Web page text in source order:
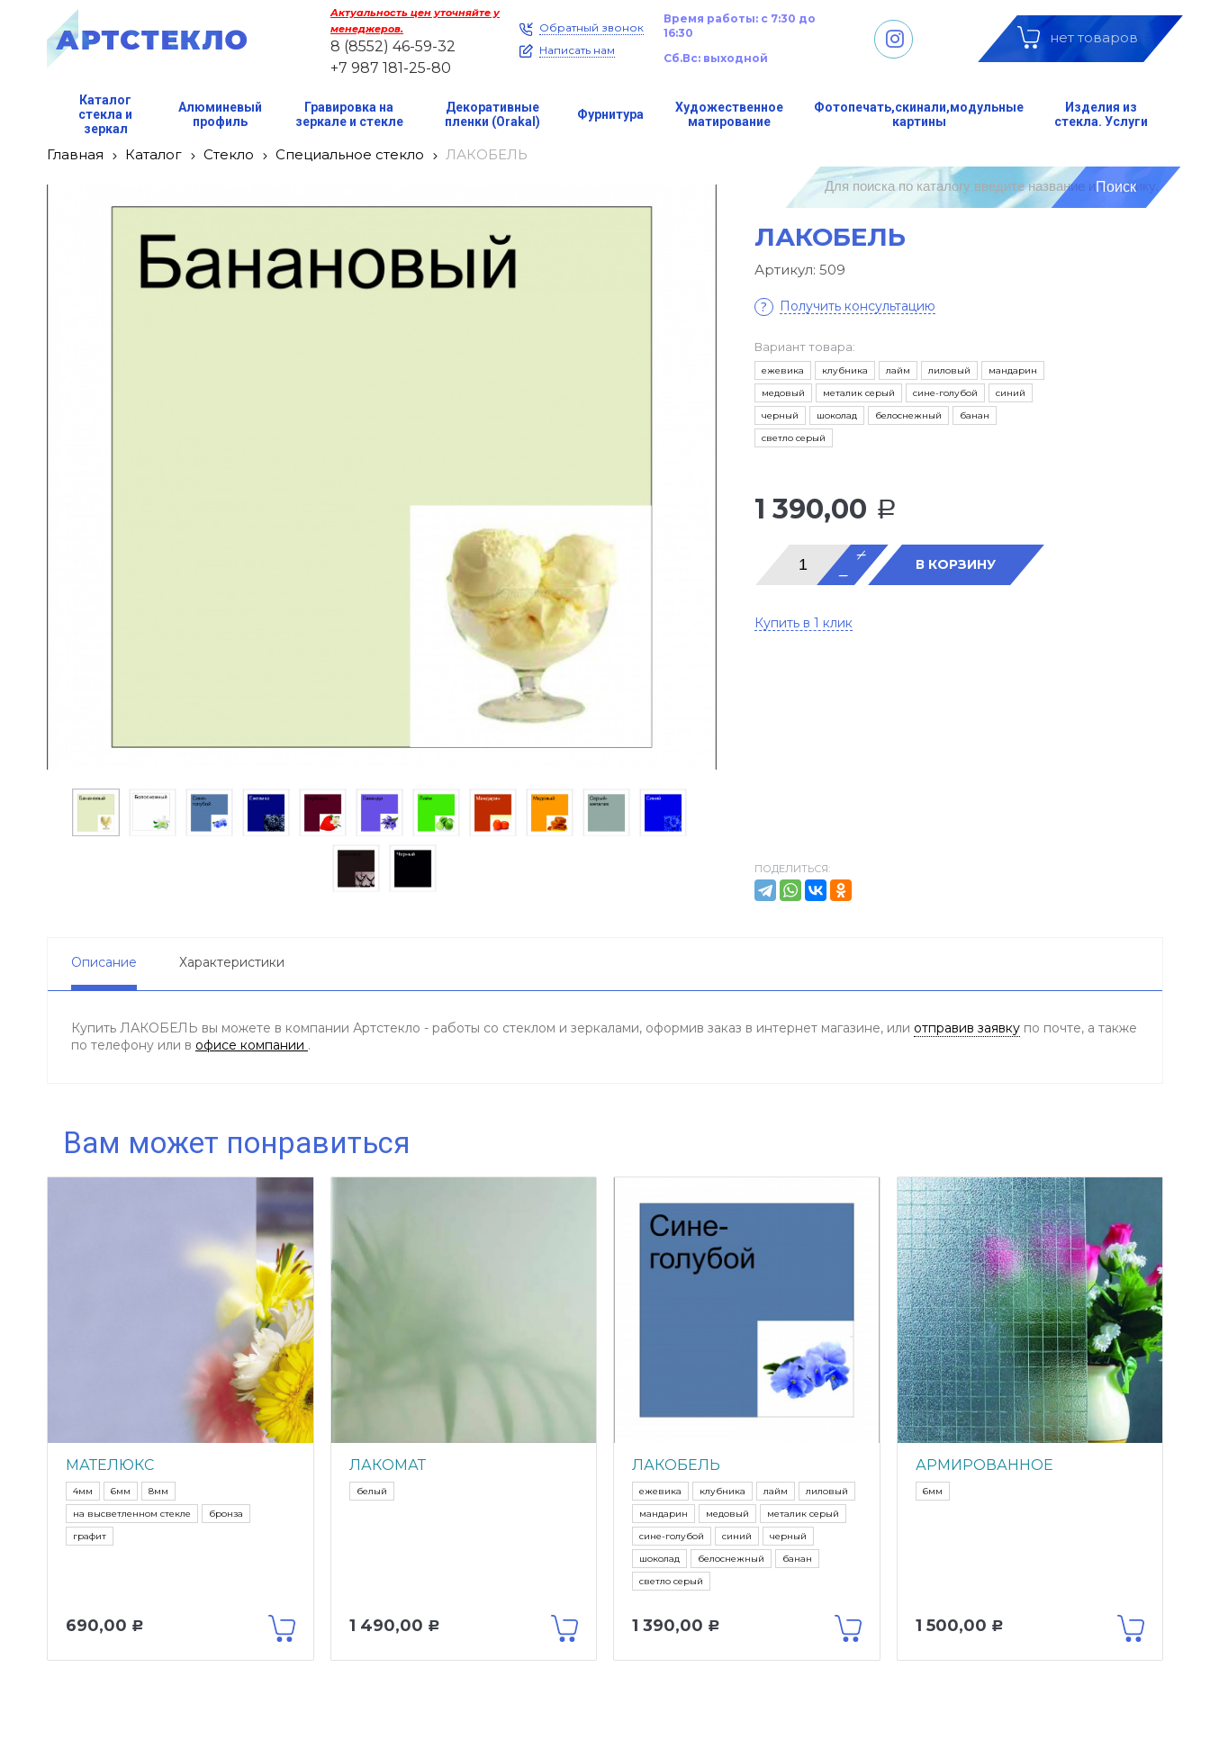
Актуальность цен уточняйте у
менеджеров.
8 (8552) 46-59-32
+7 987 181-25-80
Написать нам
Обратный звонок
Время работы: с 7:30 до
16:30
Сб.Вс: выходной
нет товаров
Каталог
стекла и
зеркал
Алюминевый
профиль
Гравировка на
зеркале и стекле
Декоративные
пленки (Orakal)
Фурнитура
Художественное
матирование
Фотопечать,скинали,модульные
картины
Изделия из
стекла. Услуги
Главная Каталог Стекло Специальное стекло ЛАКОБЕЛЬ
ЛАКОБЕЛЬ
Артикул: 509
Получить консультацию
Вариант товара:
ежевика клубника лайм лиловый
мандарин
медовый
металик серый сине-голубой
синий
черный
шоколад белоснежный
банан
светло серый
1 390,00 Р
В КОРЗИНУ
Купить в 1 клик
ПОДЕЛИТЬСЯ:
Описание Характеристики
Купить ЛАКОБЕЛЬ вы можете в компании Артстекло - работы со стеклом и зеркалами, оформив заказ в интернет магазине, или отправив заявку по почте, а также
по телефону или в офисе компании .
Вам может понравиться
МАТЕЛЮКС
4мм 6мм
8мм
на высветленном стекле
бронза
графит
690,00 Р
ЛАКОМАТ
белый
1 490,00 Р
ЛАКОБЕЛЬ
ежевика клубника лайм
лиловый
мандарин
медовый
металик серый
сине-голубой
синий
черный
шоколад
белоснежный
банан
светло серый
1 390,00 Р
АРМИРОВАННОЕ
6мм
1 500,00 Р